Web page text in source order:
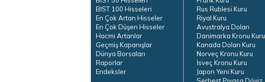
BIST 100 Hisseleri
En Çok Artan Hisseler
En Çok Düşen Hisseler
Hacmi Artanlar
Geçmiş Kapanışlar
Dünya Borsaları
Raporlar
Endeksler
Rus Rublesi Kuru
Riyal Kuru
Avustralya Doları
Danimarka Kronu Kuru
Kanada Doları Kuru
Norveç Kronu Kuru
İsveç Kronu Kuru
Japon Yeni Kuru
Serbest Piyasa Döviz